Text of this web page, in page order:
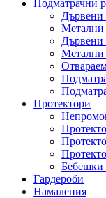
Подматрачни
Дървени
Метални
Дървени
Метални
Протектори
Бебешки
Гардероби
Намаления